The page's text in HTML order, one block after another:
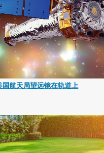
国航天局望远镜在轨道上